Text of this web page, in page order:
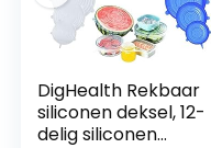
DigHealth Rekbaar
siliconen deksel, 12-
delig siliconen